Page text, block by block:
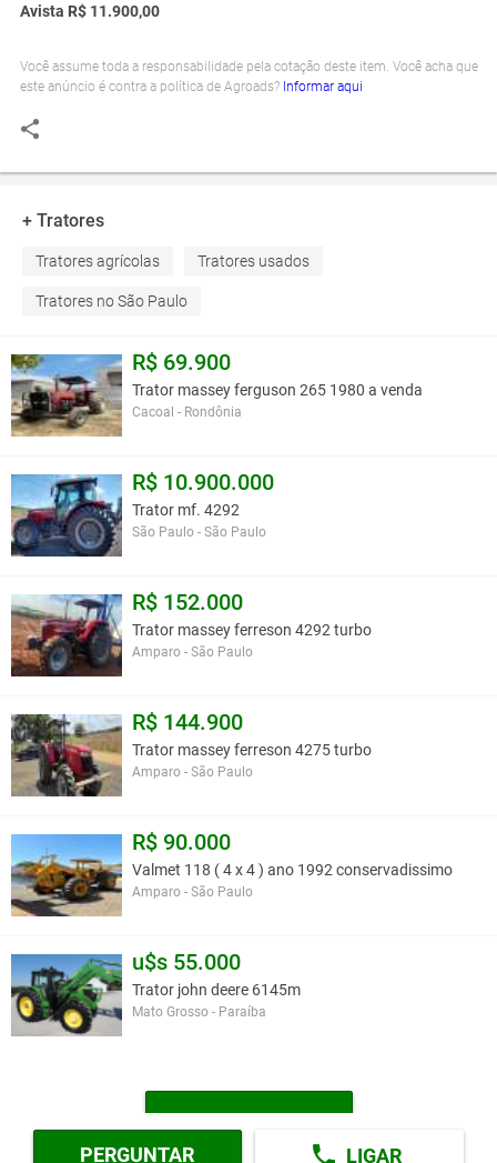
PERGUNTAR LIGAR
Avista R$ 11.900,00
Você assume toda a responsabilidade pela cotação deste item. Você acha que
este anúncio é contra a política de Agroads? Informar aqui
+ Tratores
Tratores agrícolas Tratores usados
Tratores no São Paulo
R$ 69.900
Trator massey ferguson 265 1980 a venda
Cacoal - Rondônia
R$ 10.900.000
Trator mf. 4292
São Paulo - São Paulo
R$ 152.000
Trator massey ferreson 4292 turbo
Amparo - São Paulo
R$ 144.900
Trator massey ferreson 4275 turbo
Amparo - São Paulo
R$ 90.000
Valmet 118 ( 4 x 4 ) ano 1992 conservadissimo
Amparo - São Paulo
u$s 55.000
Trator john deere 6145m
Mato Grosso - Paraíba